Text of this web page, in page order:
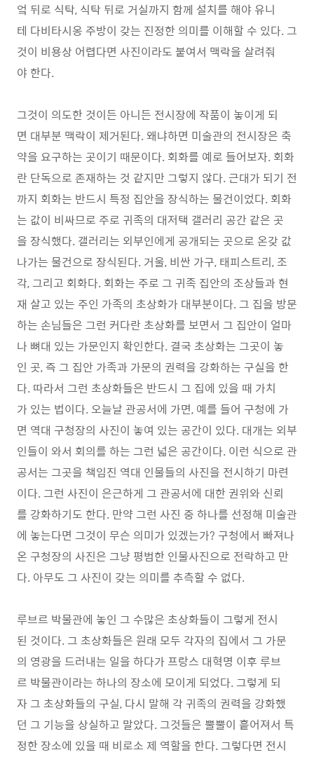
엌 뒤로 식탁, 식탁 뒤로 거실까지 함께 설치를 해야 유니
테 다비타시옹 주방이 갖는 진정한 의미를 이해할 수 있다. 그
것이 비용상 어렵다면 사진이라도 붙여서 맥락을 살려줘
야 한다.
그것이 의도한 것이든 아니든 전시장에 작품이 놓이게 되
면 대부분 맥락이 제거된다. 왜냐하면 미술관의 전시장은 축
약을 요구하는 곳이기 때문이다. 회화를 예로 들어보자. 회화
란 단독으로 존재하는 것 같지만 그렇지 않다. 근대가 되기 전
까지 회화는 반드시 특정 집안을 장식하는 물건이었다. 회화
는 값이 비싸므로 주로 귀족의 대저택 갤러리 공간 같은 곳
을 장식했다. 갤러리는 외부인에게 공개되는 곳으로 온갖 값
나가는 물건으로 장식된다. 거울, 비싼 가구, 태피스트리, 조
각, 그리고 회화다. 회화는 주로 그 귀족 집안의 조상들과 현
재 살고 있는 주인 가족의 초상화가 대부분이다. 그 집을 방문
하는 손님들은 그런 커다란 초상화를 보면서 그 집안이 얼마
나 뼈대 있는 가문인지 확인한다. 결국 초상화는 그곳이 놓
인 곳, 즉 그 집안 가족과 가문의 권력을 강화하는 구실을 한
다. 따라서 그런 초상화들은 반드시 그 집에 있을 때 가치
가 있는 법이다. 오늘날 관공서에 가면, 예를 들어 구청에 가
면 역대 구청장의 사진이 놓여 있는 공간이 있다. 대개는 외부
인들이 와서 회의를 하는 그런 넓은 공간이다. 이런 식으로 관
공서는 그곳을 책임진 역대 인물들의 사진을 전시하기 마련
이다. 그런 사진이 은근하게 그 관공서에 대한 권위와 신뢰
를 강화하기도 한다. 만약 그런 사진 중 하나를 선정해 미술관
에 놓는다면 그것이 무슨 의미가 있겠는가? 구청에서 빠져나
온 구청장의 사진은 그냥 평범한 인물사진으로 전락하고 만
다. 아무도 그 사진이 갖는 의미를 추측할 수 없다.
루브르 박물관에 놓인 그 수많은 초상화들이 그렇게 전시
된 것이다. 그 초상화들은 원래 모두 각자의 집에서 그 가문
의 영광을 드러내는 일을 하다가 프랑스 대혁명 이후 루브
르 박물관이라는 하나의 장소에 모이게 되었다. 그렇게 되
자 그 초상화들의 구실, 다시 말해 각 귀족의 권력을 강화했
던 그 기능을 상실하고 말았다. 그것들은 뿔뿔이 흩어져서 특
정한 장소에 있을 때 비로소 제 역할을 한다. 그렇다면 전시